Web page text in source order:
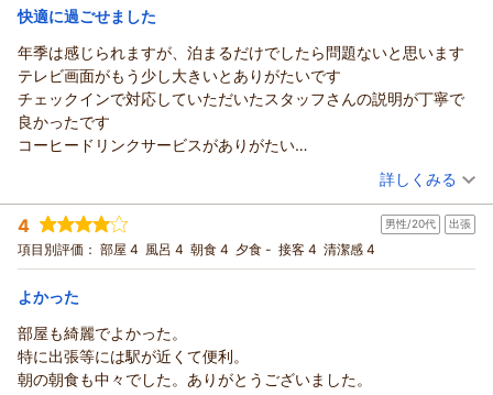
この度は市原マリンホテルをご利用いただきまして、誠にあり
がとうございます。
お忙しい中今回貴重なご意見をいだだきありがとうございま
す。
ホテル周辺にはコンビニを含め多くの飲食店もあり便利にご利
フロントにて飲食店マップをご用意しておりますので、お声掛
けください。
お部屋内の備品、設備につきましては今後の検討材料とさせて
いただきます。
今後とも市原マリンホテルをご利用いただければ幸いでござい
お客様のまたのご利用心よりお待ち申し上げております。
副支配人 大西
（返信日：2026/03/13）
快適に過ごせました
年季は感じられますが、泊まるだけでしたら問題ないと思います
テレビ画面がもう少し大きいとありがたいです
チェックインで対応していただいたスタッフさんの説明が丁寧で
良かったです
コーヒードリンクサービスがありがたい
夕食できるお店や買い物ができるお店が周りにたくさんあるので
朝食も美味しかったです
（投稿日：2026/03/05）
宿泊時期： 2026年03月宿泊 (出張)
投稿者： あっきーおさん
宿泊プラン： じゃらん限定【シングル（禁煙）・朝食付】ポイント10％★ポ
イントUP＆朝食バイキング付でお得に滞在！
シングル 朝のみ
宿泊価格帯：
市原マリンホテルからの返信
この度は当ホテルをご利用いただき、誠にありがとうございま
す。
詳しくみる
4 男性/20代 出張
項目別評価： 部屋 4 風呂 4 朝食 4 夕食 - 接客 4 清潔感 4
よかった
部屋も綺麗でよかった。
特に出張等には駅が近くて便利。
朝の朝食も中々でした。ありがとうございました。